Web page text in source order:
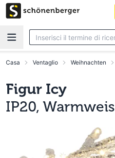
Vai al contenuto principale
Casa Ventaglio Weihnachten
Figur Icy
IP20,